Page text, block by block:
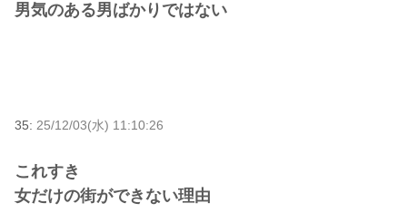
男気のある男ばかりではない
35: 25/12/03(水) 11:10:26
これすき
女だけの街ができない理由